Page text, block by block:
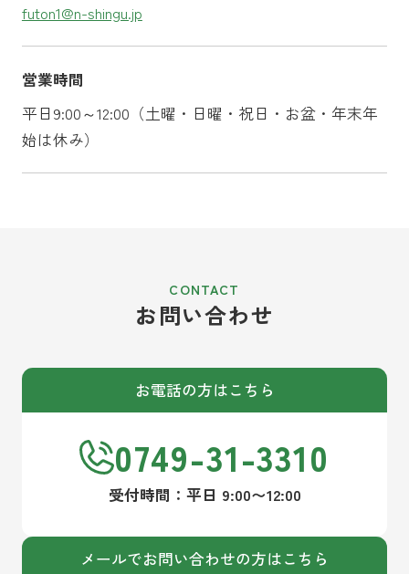
futon1@n-shingu.jp
営業時間
平日9:00～12:00（土曜・日曜・祝日・お盆・年末年
始は休み）
お問い合わせ
お電話の方はこちら
0749-31-3310
受付時間：平日 9:00〜12:00
メールでお問い合わせの方はこちら